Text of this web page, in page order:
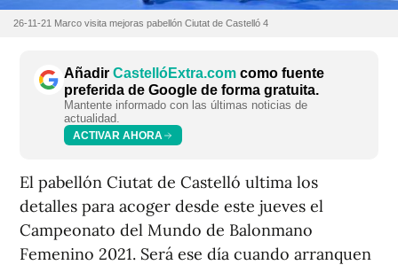
26-11-21 Marco visita mejoras pabellón Ciutat de Castelló 4
Añadir CastellóExtra.com como fuente
preferida de Google de forma gratuita.
Mantente informado con las últimas noticias de
actualidad.
ACTIVAR AHORA
El pabellón Ciutat de Castelló ultima los
detalles para acoger desde este jueves el
Campeonato del Mundo de Balonmano
Femenino 2021. Será ese día cuando arranquen